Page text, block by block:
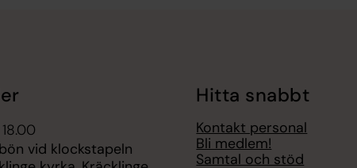
vid klockstapeln
Hitta snabbt
Kontakt personal
Bli medlem!
Samtal och stöd